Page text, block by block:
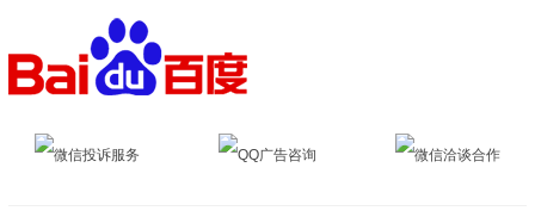
微信投诉服务 QQ广告咨询 微信洽谈合作